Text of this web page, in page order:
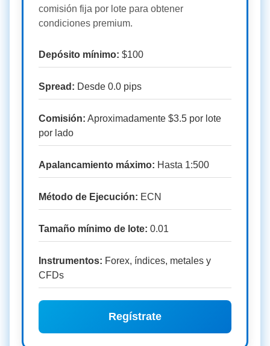
comisión fija por lote para obtener
condiciones premium.
Depósito mínimo: $100
Spread: Desde 0.0 pips
Comisión: Aproximadamente $3.5 por lote
por lado
Apalancamiento máximo: Hasta 1:500
Método de Ejecución: ECN
Tamaño mínimo de lote: 0.01
Instrumentos: Forex, índices, metales y
CFDs
Regístrate